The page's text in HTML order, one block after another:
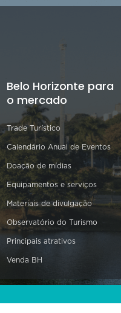
Belo Horizonte para
o mercado
Trade Turístico
Calendário Anual de Eventos
Doação de mídias
Equipamentos e serviços
Materiais de divulgação
Observatório do Turismo
Principais atrativos
Venda BH